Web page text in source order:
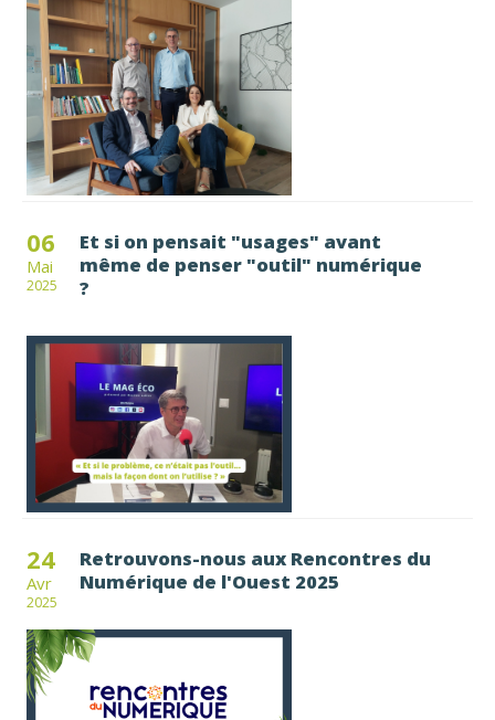
06
Mai
2025
Et si on pensait "usages" avant
même de penser "outil" numérique
?
24
Avr
2025
Retrouvons-nous aux Rencontres du
Numérique de l'Ouest 2025